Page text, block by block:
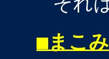
■まこ